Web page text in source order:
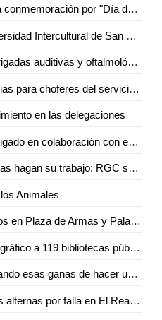
Deporte Municipal se suma a conmemoración por "Día de Muertos"
Celebra 10º aniversario Universidad Intercultural de San Luis Potosí campus Tanquián
Enfocadas a la prevención brigadas auditivas y oftalmológicas: Huerta Robledo
Proponen gratuidad de licencias para choferes del servicio público
en las delegaciones
Caso Karla Pontigo es investigado en colaboración con equipo de expertos de la Fiscalía de Chihuahua
Hay que dejar que las Fiscalías hagan su trabajo: RGC sobre denuncias contra ex edil
Animales
Anuncia RGC altar de muertos en Plaza de Armas y Palacio de Gobierno
Entrega SEER material bibliográfico a 119 bibliotecas públicas
Que bueno que están empatando esas ganas de hacer un gran proyecto turístico: Lilia Lara
Buscará Interapas soluciones alternas por falla en El Realito